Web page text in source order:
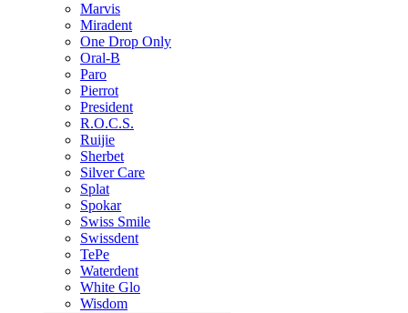
Marvis
Miradent
One Drop Only
Oral-B
Paro
Pierrot
President
R.O.C.S.
Ruijie
Sherbet
Silver Care
Splat
Spokar
Swiss Smile
Swissdent
TePe
Waterdent
White Glo
Wisdom